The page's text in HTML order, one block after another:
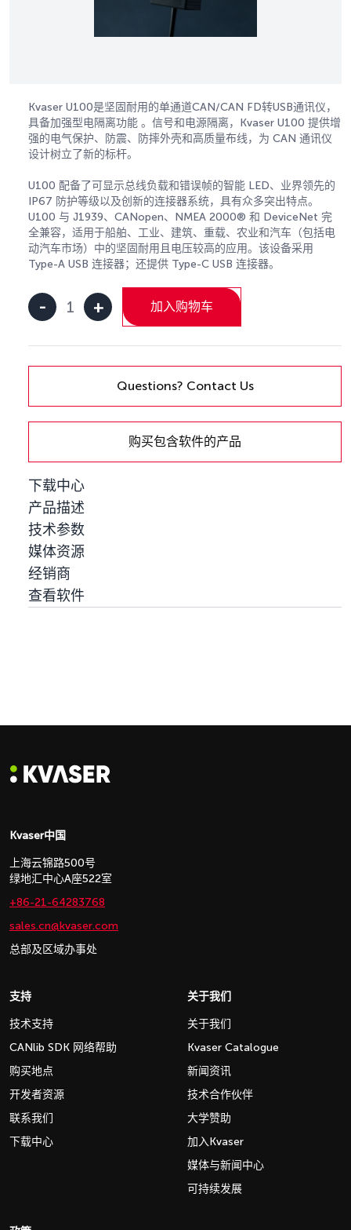
Kvaser U100是坚固耐用的单通道CAN/CAN FD转USB通讯仪，
具备加强型电隔离功能 。信号和电源隔离，Kvaser U100 提供增
强的电气保护、防震、防摔外壳和高质量布线，为 CAN 通讯仪
设计树立了新的标杆。
U100 配备了可显示总线负载和错误帧的智能 LED、业界领先的
IP67 防护等级以及创新的连接器系统，具有众多突出特点。
U100 与 J1939、CANopen、NMEA 2000® 和 DeviceNet 完
全兼容，适用于船舶、工业、建筑、重载、农业和汽车（包括电
动汽车市场）中的坚固耐用且电压较高的应用。该设备采用
Type-A USB 连接器；还提供 Type-C USB 连接器。
-
Kvaser
数
+ 加入购物车
Questions? Contact Us
购买包含软件的产品
下载中心
产品描述
技术参数
媒体资源
经销商
查看软件
Kvaser中国
上海云锦路500号
绿地汇中心A座522室
+86-21-64283768
sales.cn@kvaser.com
总部及区域办事处
支持
技术支持
CANlib SDK 网络帮助
购买地点
开发者资源
联系我们
下载中心
关于我们
关于我们
Kvaser Catalogue
新闻资讯
技术合作伙伴
大学赞助
加入Kvaser
媒体与新闻中心
可持续发展